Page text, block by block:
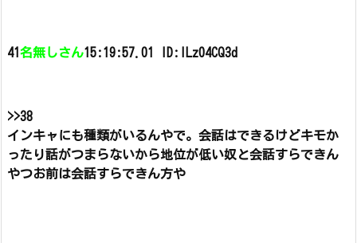
41 名無しさん15:19:57.01 ID:ILz04CQ3d
>>38
インキャにも種類がいるんやで。 会話はできるけどキモか
ったり話がつまらないから地位が低い奴と会話すらできん
やつお前は会話すらできん方や